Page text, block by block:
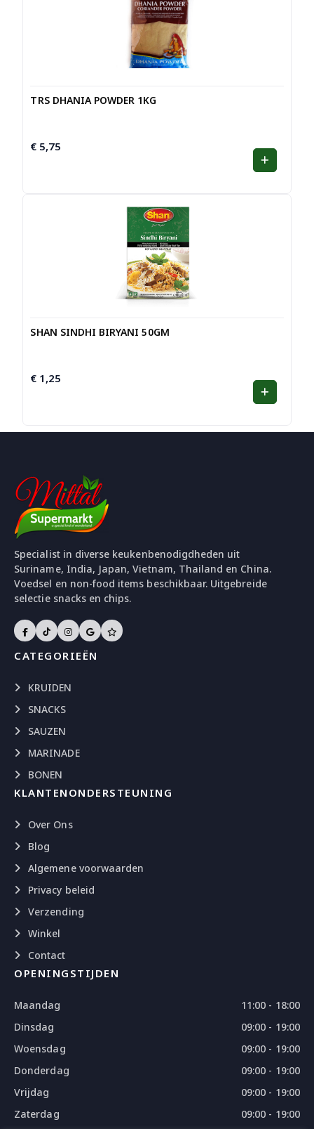
TRS DHANIA POWDER 1KG
€ 5,75
SHAN SINDHI BIRYANI 50GM
€ 1,25
Specialist in diverse keukenbenodigdheden uit
Suriname, India, Japan, Vietnam, Thailand en China.
Voedsel en non-food items beschikbaar. Uitgebreide
selectie snacks en chips.
CATEGORIEËN
KRUIDEN
SNACKS
SAUZEN
MARINADE
BONEN
KLANTENONDERSTEUNING
Over Ons
Blog
Algemene voorwaarden
Privacy beleid
Verzending
Winkel
Contact
OPENINGSTIJDEN
Maandag
11:00 - 18:00
Dinsdag
09:00 - 19:00
Woensdag
09:00 - 19:00
Donderdag
09:00 - 19:00
Vrijdag
09:00 - 19:00
Zaterdag
09:00 - 19:00